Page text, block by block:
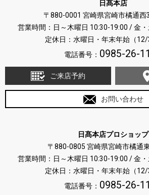
日髙本店
〒880-0001 宮崎県宮崎市橘通西
営業時間：日～木曜日 10:30-19:00 / 金
定休日：水曜日・年末年始（12/
電話番号： 0985-26-
ご来店予約
お問い合わせ
日髙本店プロショップ
〒880-0805 宮崎県宮崎市橘通
営業時間：日～木曜日 10:30-19:00 / 金
定休日：水曜日・年末年始（12/
電話番号： 0985-26-